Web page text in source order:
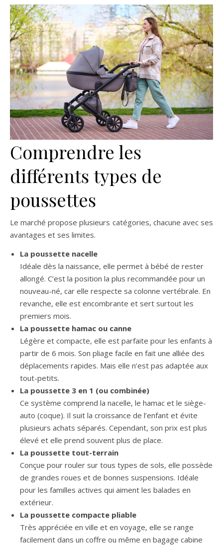
Comprendre les
différents types de
poussettes
Le marché propose plusieurs catégories, chacune avec ses
avantages et ses limites.
La poussette nacelle
Idéale dès la naissance, elle permet à bébé de rester
allongé. C’est la position la plus recommandée pour un
nouveau-né, car elle respecte sa colonne vertébrale. En
revanche, elle est encombrante et sert surtout les
premiers mois.
La poussette hamac ou canne
Légère et compacte, elle est parfaite pour les enfants à
partir de 6 mois. Son pliage facile en fait une alliée des
déplacements rapides. Mais elle n’est pas adaptée aux
tout-petits.
La poussette 3 en 1 (ou combinée)
Ce système comprend la nacelle, le hamac et le siège-
auto (coque). Il suit la croissance de l’enfant et évite
plusieurs achats séparés. Cependant, son prix est plus
élevé et elle prend souvent plus de place.
La poussette tout-terrain
Conçue pour rouler sur tous types de sols, elle possède
de grandes roues et de bonnes suspensions. Idéale
pour les familles actives qui aiment les balades en
extérieur.
La poussette compacte pliable
Très appréciée en ville et en voyage, elle se range
facilement dans un coffre ou même en bagage cabine